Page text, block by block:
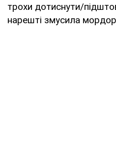
трохи дотиснути/
нарешті змусила